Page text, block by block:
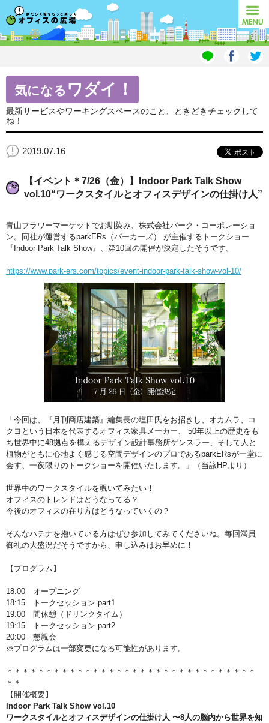
オフィスの広場 MENU
気になる ワダイ！
最新サービスやワーキングスペースのこと、ときどきチェックして
ね！
2019.07.16
【イベント＊7/26（金）】Indoor Park Talk Show
vol.10“ワークスタイルとオフィスデザインの仕掛け人”
青山フラワーマーケットでお馴染み、株式会社パーク・コーポレーショ
ン。同社が運営するparkERs（パーカーズ） が主催するトークショー
『Indoor Park Talk Show』、第10回の開催が決定したそうです。
https://www.park-ers.com/topics/event-indoor-park-talk-show-vol-10/
「今回は、『月刊商店建築』編集長の塩田氏をお招きし、オカムラ、コ
クヨという日本を代表するオフィス家具メーカー、 50年以上の歴史をも
ち世界中に48拠点を構えるデザイン設計事務所ゲンスラー、そして人と
植物がともに心地よく感じる空間デザインのプロであるparkERsが一堂に
会す、一夜限りのトークショーを開催いたします。」（当該HPより）
世界中のワークスタイルを覗いてみたい！
オフィスのトレンドはどうなってる？
今後のオフィスの在り方はどうなっていくの？
そんなハテナを抱いている方はぜひ参加してみてくださいね。毎回満員
御礼の大盛況だそうですから、申し込みはお早めに！
【プログラム】
18:00 オープニング
18:15 トークセッション part1
19:00 間休憩（ドリンクタイム）
19:15 トークセッション part2
20:00 懇親会
※プログラムは一部変更になる可能性があります。
＊＊＊＊＊＊＊＊＊＊＊＊＊＊＊＊＊＊＊＊＊＊＊＊＊＊＊＊＊＊＊＊
＊＊
【開催概要】
Indoor Park Talk Show vol.10
ワークスタイルとオフィスデザインの仕掛け人 〜8人の脳内から世界を知